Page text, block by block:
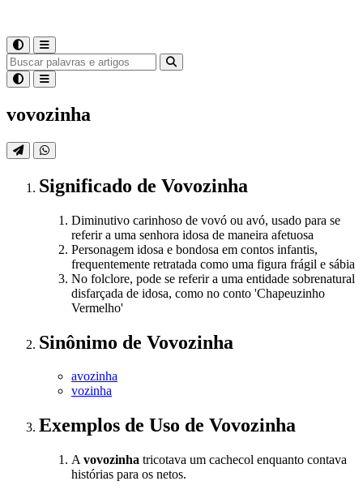
vovozinha
Significado de Vovozinha
Diminutivo carinhoso de vovó ou avó, usado para se
referir a uma senhora idosa de maneira afetuosa
Personagem idosa e bondosa em contos infantis,
frequentemente retratada como uma figura frágil e sábia
No folclore, pode se referir a uma entidade sobrenatural
disfarçada de idosa, como no conto 'Chapeuzinho
Vermelho'
Sinônimo de Vovozinha
avozinha
vozinha
Exemplos de Uso de Vovozinha
A vovozinha tricotava um cachecol enquanto contava
histórias para os netos.